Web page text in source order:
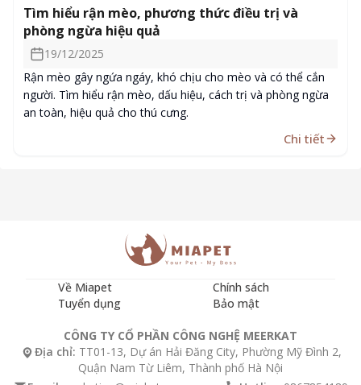
Tìm hiểu rận mèo, phương thức điều trị và
phòng ngừa hiệu quả
19/12/2025
Rận mèo gây ngứa ngáy, khó chịu cho mèo và có thể cắn
người. Tìm hiểu rận mèo, dấu hiệu, cách trị và phòng ngừa
an toàn, hiệu quả cho thú cưng.
Chi tiết
Về Miapet
Chính sách
Tuyển dụng
Bảo mật
CÔNG TY CỔ PHẦN CÔNG NGHỆ MEERKAT
Địa chỉ: TT01-13, Dự án Hải Đăng City, Phường Mỹ Đình 2,
Quận Nam Từ Liêm, Thành phố Hà Nội